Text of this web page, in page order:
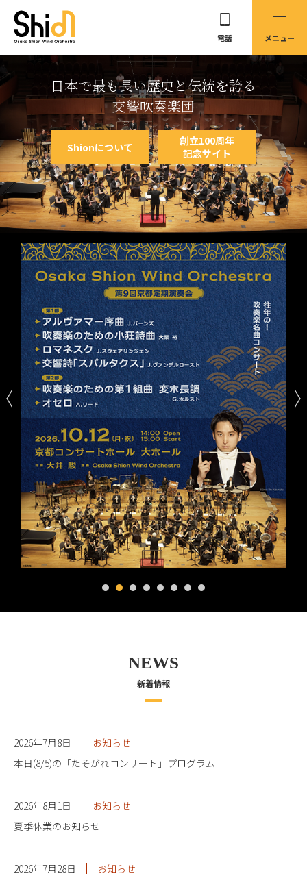
メニュー
電話
日本で最も長い歴史と伝統を誇る
交響吹奏楽団
Shionについて
創立100周年
記念サイト
NEWS
新着情報
2026年7月8日
お知らせ
本日(8/5)の「たそがれコンサート」プログラム
2026年8月1日
お知らせ
夏季休業のお知らせ
2026年7月28日
お知らせ